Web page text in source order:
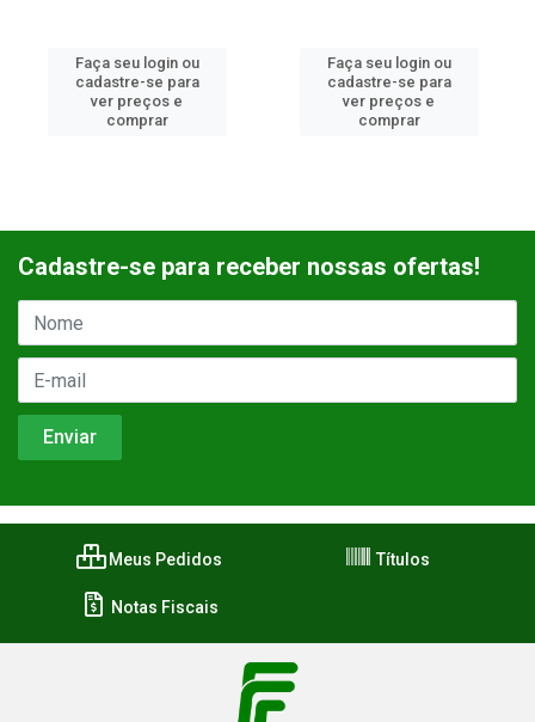
Faça seu login ou
cadastre-se para
ver preços e
comprar
Faça seu login ou
cadastre-se para
ver preços e
comprar
Cadastre-se para receber nossas ofertas!
Meus Pedidos Títulos
Notas Fiscais